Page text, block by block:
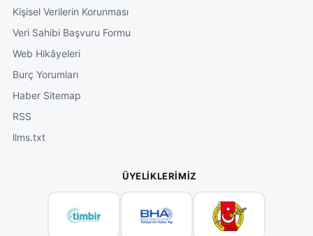
Kişisel Verilerin Korunması
Veri Sahibi Başvuru Formu
Web Hikâyeleri
Burç Yorumları
Haber Sitemap
RSS
llms.txt
ÜYELIKLERIMIZ